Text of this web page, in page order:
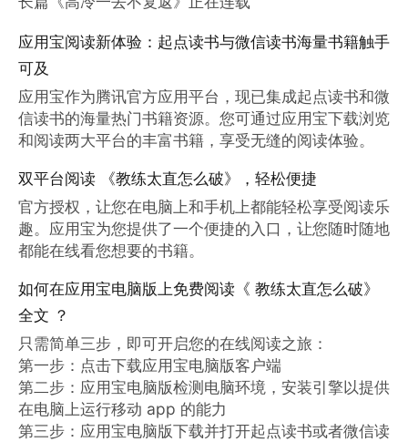
应用宝阅读新体验：起点读书与微信读书海量书籍触手
可及
应用宝作为腾讯官方应用平台，现已集成起点读书和微
信读书的海量热门书籍资源。您可通过应用宝下载浏览
和阅读两大平台的丰富书籍，享受无缝的阅读体验。
双平台阅读 《教练太直怎么破》，轻松便捷
官方授权，让您在电脑上和手机上都能轻松享受阅读乐
趣。应用宝为您提供了一个便捷的入口，让您随时随地
都能在线看您想要的书籍。
如何在应用宝电脑版上免费阅读《 教练太直怎么破》
全文 ？
只需简单三步，即可开启您的在线阅读之旅：
第一步：点击下载应用宝电脑版客户端
第二步：应用宝电脑版检测电脑环境，安装引擎以提供
在电脑上运行移动 app 的能力
第三步：应用宝电脑版下载并打开起点读书或者微信读